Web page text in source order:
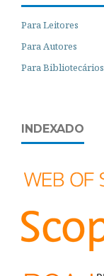
Para Leitores
Para Autores
Para Bibliotecários
INDEXADO